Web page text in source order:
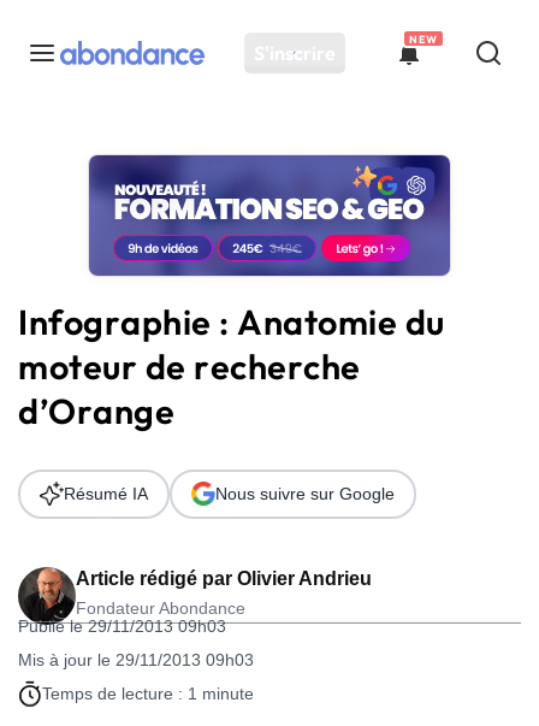
S'inscrire
NEW
Toutes les actus
Actus SEO
Plateforme
Solutions
Ressources
Audit SEO
Infographie : Anatomie du
moteur de recherche
d’Orange
Article rédigé par Olivier Andrieu
Fondateur Abondance
Publié le 29/11/2013 09h03
Mis à jour le 29/11/2013 09h03
Temps de lecture : 1 minute
Résumé IA Nous suivre sur Google